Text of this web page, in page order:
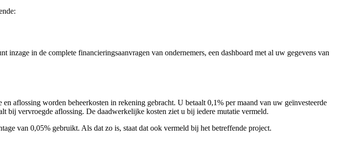
in de complete financieringsaanvragen van ondernemers, een dashboard met al uw gegevens van
aflossing worden beheerkosten in rekening gebracht. U betaalt 0,1% per maand van uw geïnvesteerde
bij vervroegde aflossing. De daadwerkelijke kosten ziet u bij iedere mutatie vermeld.
van 0,05% gebruikt. Als dat zo is, staat dat ook vermeld bij het betreffende project.